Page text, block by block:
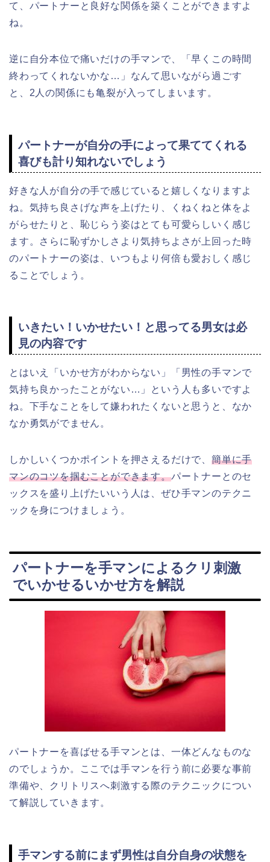
て、パートナーと良好な関係を築くことができますよ
ね。
逆に自分本位で痛いだけの手マンで、「早くこの時間
終わってくれないかな…」なんて思いながら過ごす
と、2人の関係にも亀裂が入ってしまいます。
パートナーが自分の手によって果ててくれる
喜びも計り知れないでしょう
好きな人が自分の手で感じていると嬉しくなりますよ
ね。気持ち良さげな声を上げたり、くねくねと体をよ
がらせたりと、恥じらう姿はとても可愛らしいく感じ
ます。さらに恥ずかしさより気持ちよさが上回った時
のパートナーの姿は、いつもより何倍も愛おしく感じ
ることでしょう。
いきたい！いかせたい！と思ってる男女は必
見の内容です
とはいえ「いかせ方がわからない」「男性の手マンで
気持ち良かったことがない…」という人も多いですよ
ね。下手なことをして嫌われたくないと思うと、なか
なか勇気がでません。
しかしいくつかポイントを押さえるだけで、簡単に手
マンのコツを掴むことができます。パートナーとのセ
ックスを盛り上げたいいう人は、ぜひ手マンのテクニ
ックを身につけましょう。
パートナーを手マンによるクリ刺激
でいかせるいかせ方を解説
パートナーを喜ばせる手マンとは、一体どんなものな
のでしょうか。ここでは手マンを行う前に必要な事前
準備や、クリトリスへ刺激する際のテクニックについ
て解説していきます。
手マンする前にまず男性は自分自身の状態を